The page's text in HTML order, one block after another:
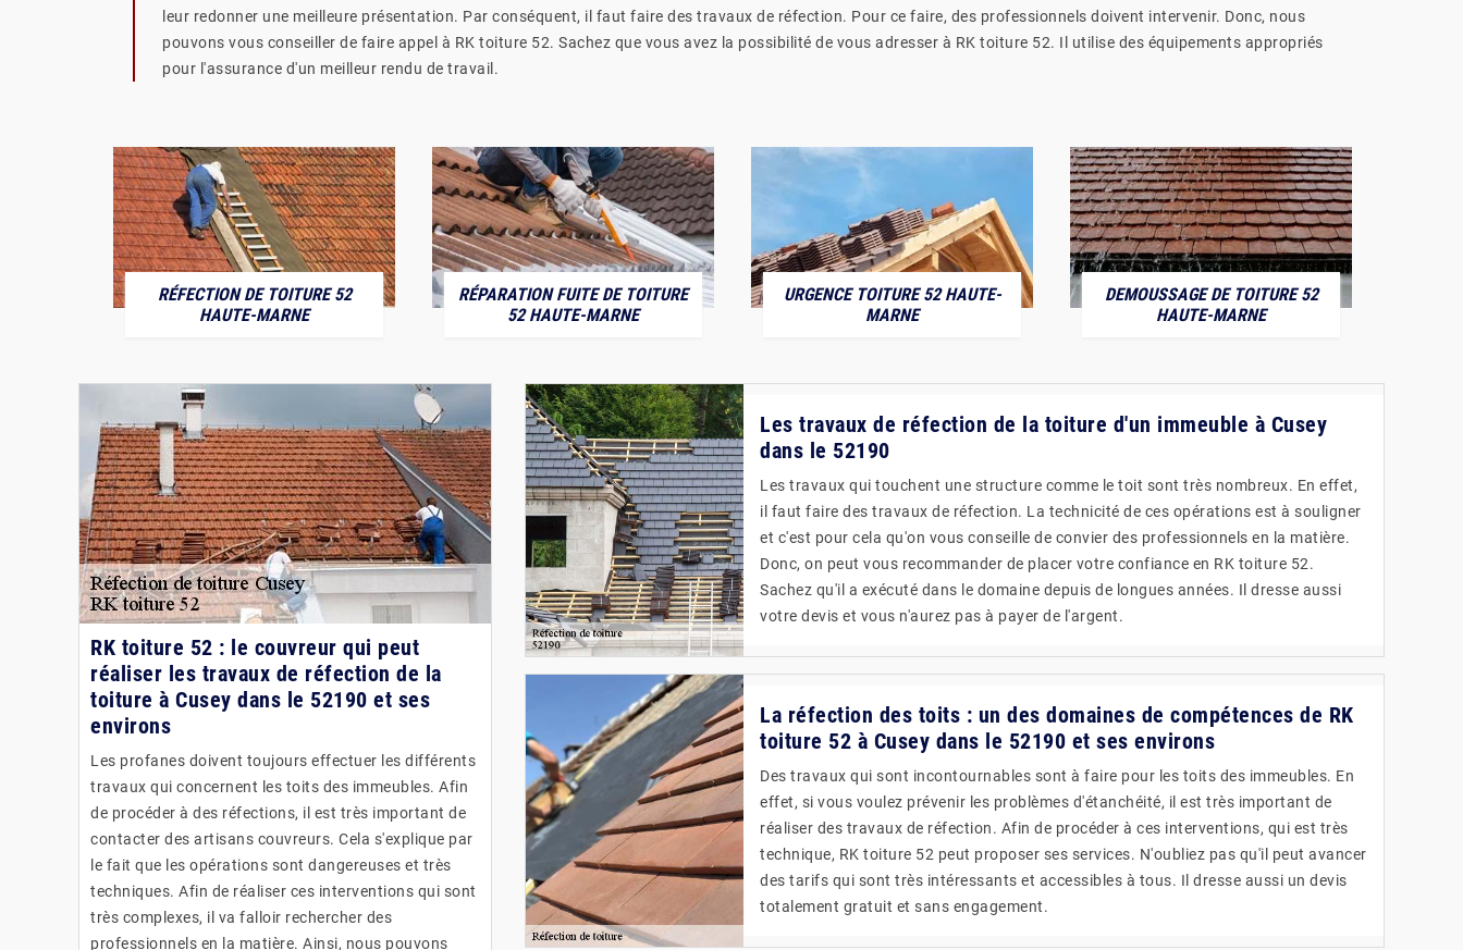
leur redonner une meilleure présentation. Par conséquent, il faut faire des travaux de réfection. Pour ce faire, des professionnels doivent intervenir. Donc, nous
pouvons vous conseiller de faire appel à RK toiture 52. Sachez que vous avez la possibilité de vous adresser à RK toiture 52. Il utilise des équipements appropriés
pour l'assurance d'un meilleur rendu de travail.
RÉFECTION DE TOITURE 52
HAUTE-MARNE
RÉPARATION FUITE DE TOITURE
52 HAUTE-MARNE
URGENCE TOITURE 52 HAUTE-
MARNE
DEMOUSSAGE DE TOITURE 52
HAUTE-MARNE
RK toiture 52 : le couvreur qui peut
réaliser les travaux de réfection de la
toiture à Cusey dans le 52190 et ses
environs
Les profanes doivent toujours effectuer les différents
travaux qui concernent les toits des immeubles. Afin
de procéder à des réfections, il est très important de
contacter des artisans couvreurs. Cela s'explique par
le fait que les opérations sont dangereuses et très
techniques. Afin de réaliser ces interventions qui sont
très complexes, il va falloir rechercher des
professionnels en la matière. Ainsi, nous pouvons
Les travaux de réfection de la toiture d'un immeuble à Cusey
dans le 52190
Les travaux qui touchent une structure comme le toit sont très nombreux. En effet,
il faut faire des travaux de réfection. La technicité de ces opérations est à souligner
et c'est pour cela qu'on vous conseille de convier des professionnels en la matière.
Donc, on peut vous recommander de placer votre confiance en RK toiture 52.
Sachez qu'il a exécuté dans le domaine depuis de longues années. Il dresse aussi
votre devis et vous n'aurez pas à payer de l'argent.
La réfection des toits : un des domaines de compétences de RK
toiture 52 à Cusey dans le 52190 et ses environs
Des travaux qui sont incontournables sont à faire pour les toits des immeubles. En
effet, si vous voulez prévenir les problèmes d'étanchéité, il est très important de
réaliser des travaux de réfection. Afin de procéder à ces interventions, qui est très
technique, RK toiture 52 peut proposer ses services. N'oubliez pas qu'il peut avancer
des tarifs qui sont très intéressants et accessibles à tous. Il dresse aussi un devis
totalement gratuit et sans engagement.